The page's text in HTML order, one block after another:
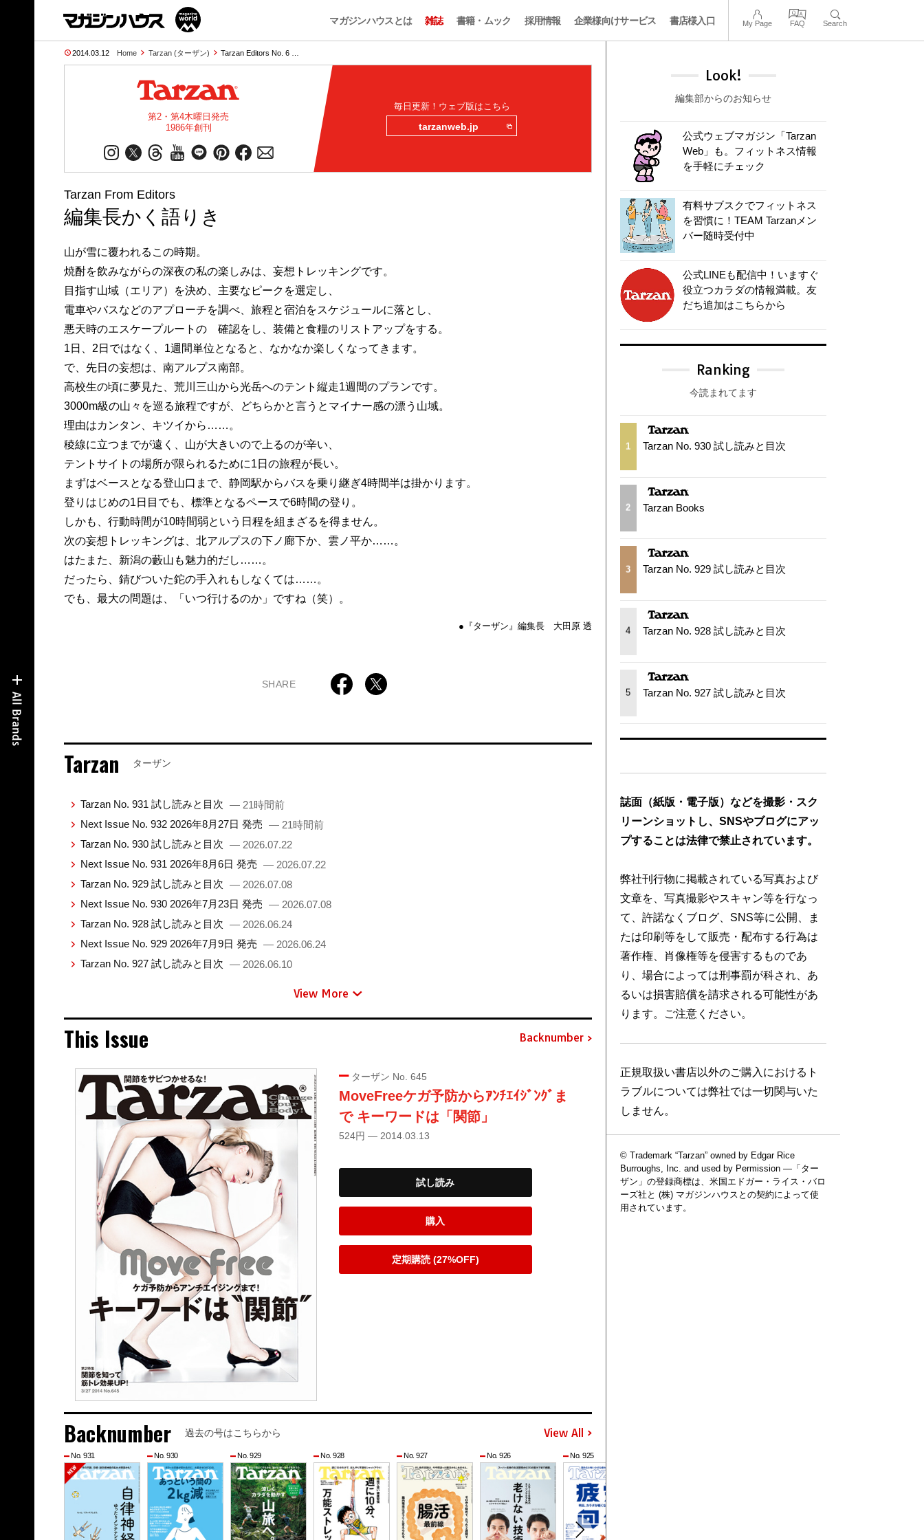
マガジンハウスとは 雑誌 書籍・ムック 採用情報 企業様向けサービス 書店様入口 My Page FAQ Search
2014.03.12 Home Tarzan (ターザン) Tarzan Editors No. 6 …
第2・第4木曜日発売
1986年創刊
毎日更新！ウェブ版はこちら
tarzanweb.jp
Tarzan From Editors
編集長かく語りき
山が雪に覆われるこの時期。
焼酎を飲みながらの深夜の私の楽しみは、妄想トレッキングです。
目指す山域（エリア）を決め、主要なピークを選定し、
電車やバスなどのアプローチを調べ、旅程と宿泊をスケジュールに落とし、
悪天時のエスケープルートの 確認をし、装備と食糧のリストアップをする。
1日、2日ではなく、1週間単位となると、なかなか楽しくなってきます。
で、先日の妄想は、南アルプス南部。
高校生の頃に夢見た、荒川三山から光岳へのテント縦走1週間のプランです。
3000m級の山々を巡る旅程ですが、どちらかと言うとマイナー感の漂う山域。
理由はカンタン、キツイから……。
稜線に立つまでが遠く、山が大きいので上るのが辛い、
テントサイトの場所が限られるために1日の旅程が長い。
まずはベースとなる登山口まで、静岡駅からバスを乗り継ぎ4時間半は掛かります。
登りはじめの1日目でも、標準となるペースで6時間の登り。
しかも、行動時間が10時間弱という日程を組まざるを得ません。
次の妄想トレッキングは、北アルプスの下ノ廊下か、雲ノ平か……。
はたまた、新潟の藪山も魅力的だし……。
だったら、錆びついた鉈の手入れもしなくては……。
でも、最大の問題は、「いつ行けるのか」ですね（笑）。
●『ターザン』編集長 大田原 透
SHARE
Tarzan ターザン
Tarzan No. 931 試し読みと目次 — 21時間前
Next Issue No. 932 2026年8月27日 発売 — 21時間前
Tarzan No. 930 試し読みと目次 — 2026.07.22
Next Issue No. 931 2026年8月6日 発売 — 2026.07.22
Tarzan No. 929 試し読みと目次 — 2026.07.08
Next Issue No. 930 2026年7月23日 発売 — 2026.07.08
Tarzan No. 928 試し読みと目次 — 2026.06.24
Next Issue No. 929 2026年7月9日 発売 — 2026.06.24
Tarzan No. 927 試し読みと目次 — 2026.06.10
View More
This Issue Backnumber
ターザン No. 645
MoveFreeケガ予防からｱﾝﾁｴｲｼﾞﾝｸﾞま
で キーワードは「関節」
524円 — 2014.03.13
試し読み
購入
定期購読 (27%OFF)
Backnumber 過去の号はこちらから View All
No. 931 No. 930 No. 929 No. 928 No. 927 No. 926 No. 925
Look!
編集部からのお知らせ
公式ウェブマガジン「Tarzan
Web」も。フィットネス情報
を手軽にチェック
有料サブスクでフィットネス
を習慣に！TEAM Tarzanメン
バー随時受付中
公式LINEも配信中！いますぐ
役立つカラダの情報満載。友
だち追加はこちらから
Ranking
今読まれてます
1 Tarzan No. 930 試し読みと目次
2 Tarzan Books
3 Tarzan No. 929 試し読みと目次
4 Tarzan No. 928 試し読みと目次
5 Tarzan No. 927 試し読みと目次
誌面（紙版・電子版）などを撮影・スク
リーンショットし、SNSやブログにアッ
プすることは法律で禁止されています。
弊社刊行物に掲載されている写真および
文章を、写真撮影やスキャン等を行なっ
て、許諾なくブログ、SNS等に公開、ま
たは印刷等をして販売・配布する行為は
著作権、肖像権等を侵害するものであ
り、場合によっては刑事罰が科され、あ
るいは損害賠償を請求される可能性があ
ります。ご注意ください。
正規取扱い書店以外のご購入におけるト
ラブルについては弊社では一切関与いた
しません。
© Trademark “Tarzan” owned by Edgar Rice
Burroughs, Inc. and used by Permission —「ター
ザン」の登録商標は、米国エドガー・ライス・バロ
ーズ社と (株) マガジンハウスとの契約によって使
用されています。